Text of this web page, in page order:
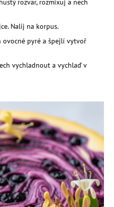
Nalij na korpus.
ovocné pyré a špejlí vytvoř
vychladnout a vychlaď v